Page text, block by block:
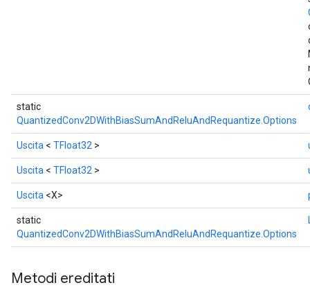
static
QuantizedConv2DWithBiasSumAndReluAndRequantize.Options
Uscita < TFloat32 >
Uscita < TFloat32 >
Uscita <X>
static
QuantizedConv2DWithBiasSumAndReluAndRequantize.Options
Metodi ereditati